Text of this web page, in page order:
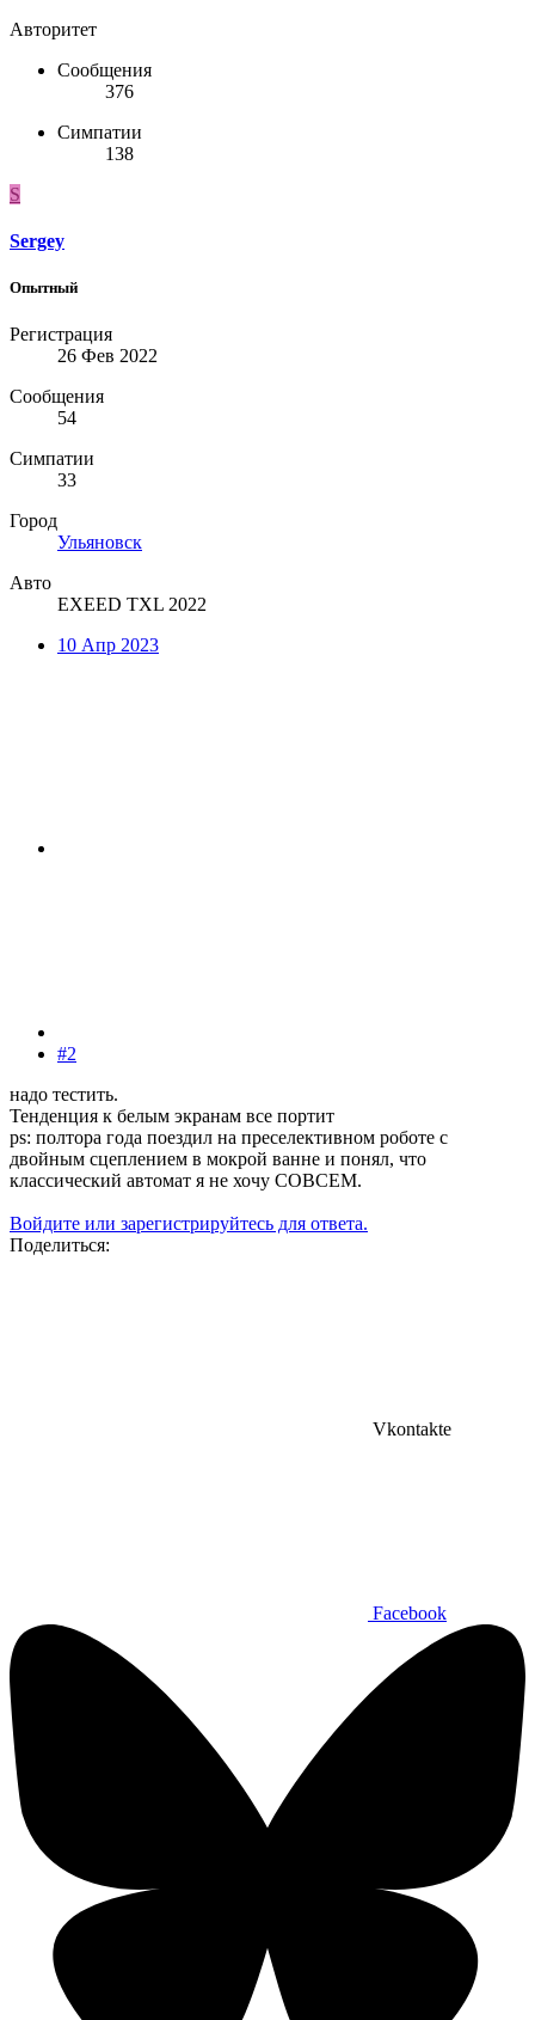
Авторитет
Сообщения
376
Симпатии
138
S
Sergey
Опытный
Регистрация
26 Фев 2022
Сообщения
54
Симпатии
33
Город
Ульяновск
Авто
EXEED TXL 2022
10 Апр 2023
#2
надо тестить.
Тенденция к белым экранам все портит
ps: полтора года поездил на преселективном роботе с
двойным сцеплением в мокрой ванне и понял, что
классический автомат я не хочу СОВСЕМ.
Войдите или зарегистрируйтесь для ответа.
Поделиться:
Vkontakte
Facebook